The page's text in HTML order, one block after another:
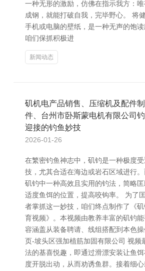
一种无形的激励，仿佛在指示我方：
成钢，就能打破自我，完毕野心。 将
手机或电脑的壁纸，是一种无声的饱
咱们保抓积极进
新闻动态
矶机电产品销售、压缩机及配件
件、台州市卧斯蒙电机有限公司
迎接的钓鱼妙技
2026-01-26
在繁密钓鱼神志中，矶钓是一种极度
技，尤其合适在海边或岩石区域进行。
矶钓中一种高效且实用的钓法，简略
适度鱼饵的位置，提高咬钩率。 为了
者掌抓这一妙技，咱们终点制作了《
育视频》。本视频由教养丰富的矶钓
容涵盖从装备聘请、线组搭配到本色
页-坡头区强加植筋加固有限公司 视频
法的基喜悦趣，即通过滑漂安装让鱼
度开脱出动，从而劝诱鱼群。接着细